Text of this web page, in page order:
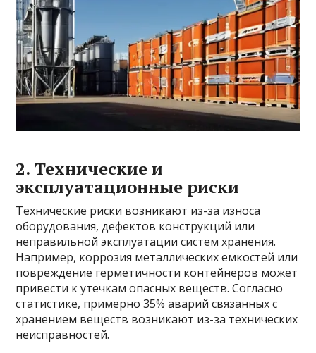
2. Технические и
эксплуатационные риски
Технические риски возникают из-за износа
оборудования, дефектов конструкций или
неправильной эксплуатации систем хранения.
Например, коррозия металлических емкостей или
повреждение герметичности контейнеров может
привести к утечкам опасных веществ. Согласно
статистике, примерно 35% аварий связанных с
хранением веществ возникают из-за технических
неисправностей.